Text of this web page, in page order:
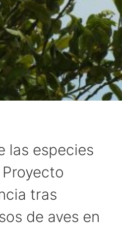
las especies
tras
de aves en